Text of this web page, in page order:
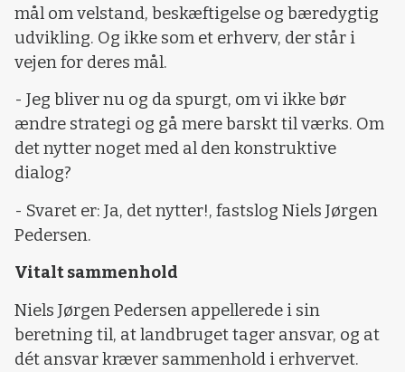
mål om velstand, beskæftigelse og bæredygtig
udvikling. Og ikke som et erhverv, der står i
vejen for deres mål.
- Jeg bliver nu og da spurgt, om vi ikke bør
ændre strategi og gå mere barskt til værks. Om
det nytter noget med al den konstruktive
dialog?
- Svaret er: Ja, det nytter!, fastslog Niels Jørgen
Pedersen.
Vitalt sammenhold
Niels Jørgen Pedersen appellerede i sin
beretning til, at landbruget tager ansvar, og at
dét ansvar kræver sammenhold i erhvervet.